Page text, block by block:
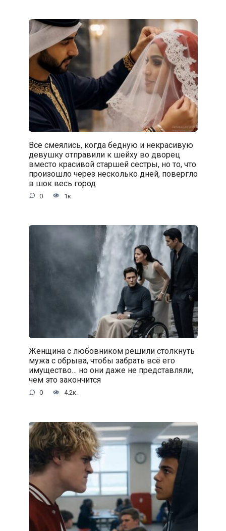
Все смеялись, когда бедную и некрасивую
девушку отправили к шейху во дворец
вместо красивой старшей сестры, но то, что
произошло через несколько дней, повергло
в шок весь город
0 1к.
Женщина с любовником решили столкнуть
мужа с обрыва, чтобы забрать всё его
имущество… но они даже не представляли,
чем это закончится
0 4.2к.